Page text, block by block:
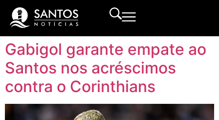
Gabigol garante empate ao
Santos nos acréscimos
contra o Corinthians